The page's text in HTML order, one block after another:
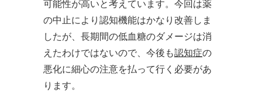
可能性が高いと考えています。今回は薬
の中止により認知機能はかなり改善しま
したが、長期間の低血糖のダメージは消
えたわけではないので、今後も認知症の
悪化に細心の注意を払って行く必要があ
ります。